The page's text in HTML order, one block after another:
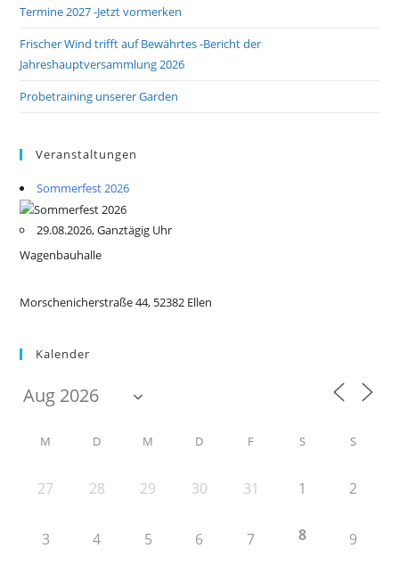
Termine 2027 -Jetzt vormerken
Frischer Wind trifft auf Bewährtes -Bericht der
Jahreshauptversammlung 2026
Probetraining unserer Garden
Veranstaltungen
Sommerfest 2026
29.08.2026, Ganztägig Uhr
Wagenbauhalle
Morschenicherstraße 44, 52382 Ellen
Kalender
M D M D F S S
27 28 29 30 31 1 2
3 4 5 6 7 8 9